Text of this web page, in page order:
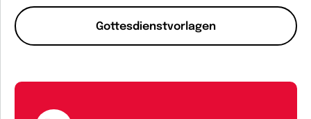
Gottesdienstvorlagen